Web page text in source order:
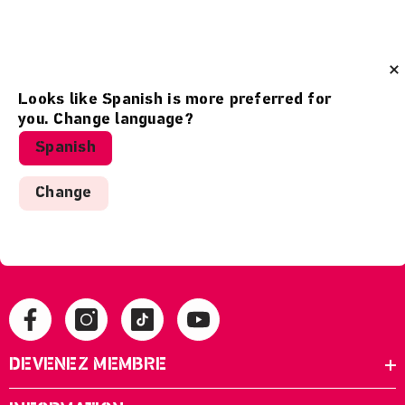
BULLETIN
MISSIONS, PRÉVENTES, OFFRES...
DEVENEZ MEMBRE
Looks likeSpanish is more preferred for
you. Change language?
Spanish
Change